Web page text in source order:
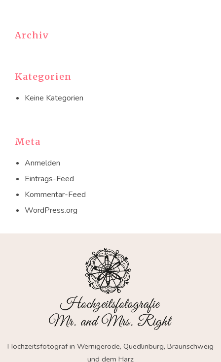
Archiv
Kategorien
Keine Kategorien
Meta
Anmelden
Eintrags-Feed
Kommentar-Feed
WordPress.org
Hochzeitsfotograf in Wernigerode, Quedlinburg, Braunschweig
und dem Harz